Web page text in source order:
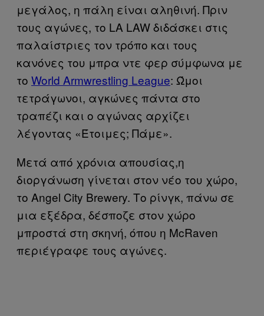
μεγάλος, η πάλη είναι αληθινή. Πριν
τους αγώνες, το LA LAW διδάσκει στις
παλαίστριες τον τρόπο και τους
κανόνες του μπρα ντε φερ σύμφωνα με
το World Armwrestling League: Ώμοι
τετράγωνοι, αγκώνες πάντα στο
τραπέζι και ο αγώνας αρχίζει
λέγοντας «Έτοιμες; Πάμε».
Μετά από χρόνια απουσίας,η
διοργάνωση γίνεται στον νέο του χώρο,
το Angel City Brewery. Το ρίνγκ, πάνω σε
μια εξέδρα, δέσποζε στον χώρο
μπροστά στη σκηνή, όπου η McRaven
περιέγραφε τους αγώνες.